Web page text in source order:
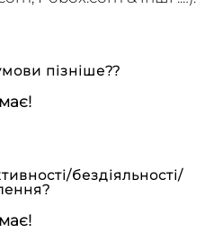
ДОВІЧНИЙ період! (це
пізніше??